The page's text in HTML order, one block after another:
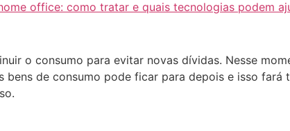
office: como tratar e quais tecnologias podem
o consumo para evitar novas dívidas. Nesse
bens de consumo pode ficar para depois e isso